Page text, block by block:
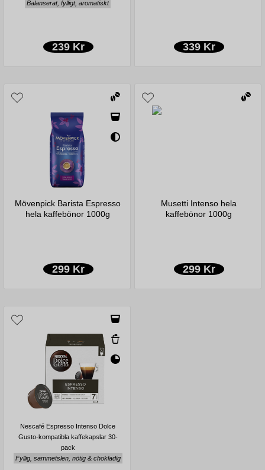
Balanserat, fylligt, aromatiskt
239 Kr 339 Kr
Mövenpick Barista Espresso
hela kaffebönor 1000g
299 Kr
Musetti Intenso hela
kaffebönor 1000g
299 Kr
Nescafé Espresso Intenso Dolce
Gusto-kompatibla kaffekapslar 30-
pack
Fyllig, sammetslen, nötig & chokladig